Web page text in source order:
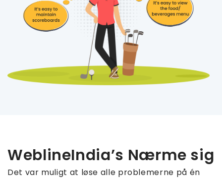
WeblineIndia’s Nærme sig
Det var muligt at løse alle problemerne på én